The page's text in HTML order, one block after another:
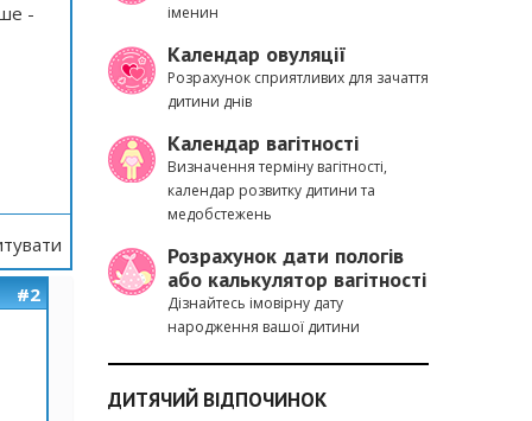
-
#2
іменин
Календар овуляції
Розрахунок сприятливих для зачаття
дитини днів
Календар вагітності
Визначення терміну вагітності,
календар розвитку дитини та
медобстежень
Розрахунок дати пологів
або калькулятор вагітності
Дізнайтесь імовірну дату
народження вашої дитини
ДИТЯЧИЙ ВІДПОЧИНОК